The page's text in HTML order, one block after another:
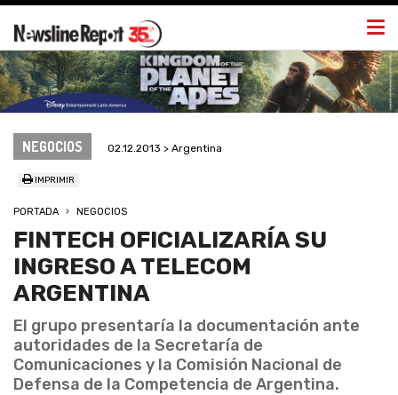
NEGOCIOS 02.12.2013 > Argentina
IMPRIMIR
PORTADA NEGOCIOS
FINTECH OFICIALIZARÍA SU
INGRESO A TELECOM
ARGENTINA
El grupo presentaría la documentación ante
autoridades de la Secretaría de
Comunicaciones y la Comisión Nacional de
Defensa de la Competencia de Argentina.